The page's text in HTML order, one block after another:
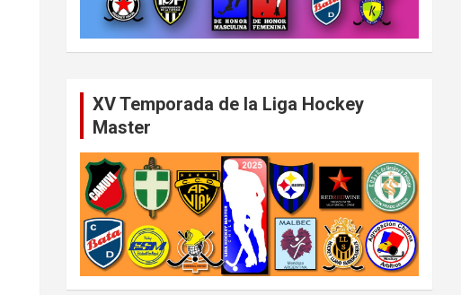
XV Temporada de la Liga Hockey
Master